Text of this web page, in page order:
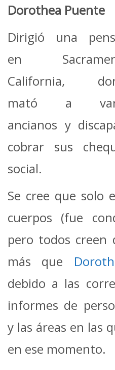
Dorothea Puente
Dirigió una
en
California,
mató a
ancianos y
cobrar sus
social.
Se cree que solo
cuerpos (fue
pero todos creen
más que
debido a las
informes de
y las áreas en las
en ese momento.